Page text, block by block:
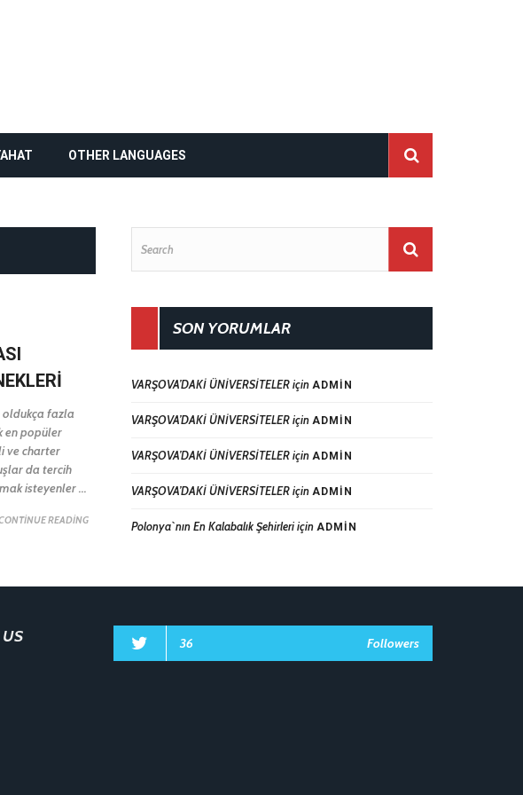
OTHER LANGUAGES
oldukça fazla
en popüler
ve charter
da tercih
isteyenler ...
READING
SON YORUMLAR
VARŞOVA’DAKİ ÜNİVERSİTELERiçin ADMIN
VARŞOVA’DAKİ ÜNİVERSİTELERiçin ADMIN
VARŞOVA’DAKİ ÜNİVERSİTELERiçin ADMIN
VARŞOVA’DAKİ ÜNİVERSİTELERiçin ADMIN
Polonya`nın En Kalabalık Şehirleriiçin ADMIN
36 Followers